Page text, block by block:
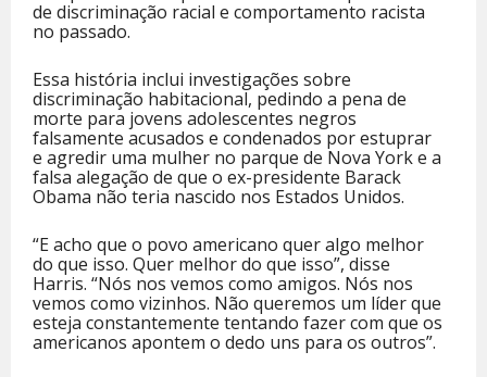
de discriminação racial e comportamento racista
no passado.
Essa história inclui investigações sobre
discriminação habitacional, pedindo a pena de
morte para jovens adolescentes negros
falsamente acusados ​​e condenados por estuprar
e agredir uma mulher no parque de Nova York e a
falsa alegação de que o ex-presidente Barack
Obama não teria nascido nos Estados Unidos.
“E acho que o povo americano quer algo melhor
do que isso. Quer melhor do que isso”, disse
Harris. “Nós nos vemos como amigos. Nós nos
vemos como vizinhos. Não queremos um líder que
esteja constantemente tentando fazer com que os
americanos apontem o dedo uns para os outros”.